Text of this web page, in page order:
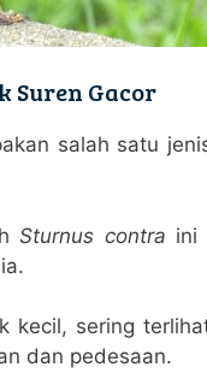
Suren Gacor
salah satu
Sturnus contra ini
kecil, sering
dan pedesaan.